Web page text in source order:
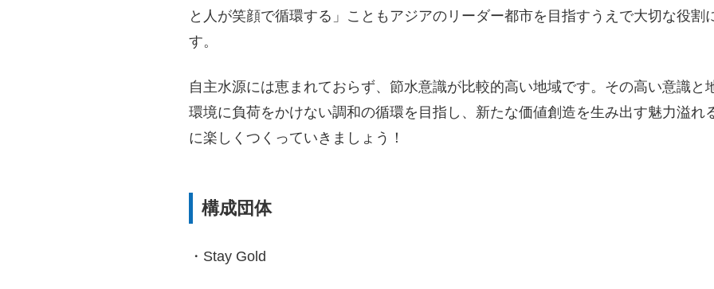
と人が笑顔で循環する」こともアジアのリーダー都市を目指すうえで大切な役割
す。
自主水源には恵まれておらず、節水意識が比較的高い地域です。 その高い意識と
環境に負荷をかけない調和の循環を目指し、 新たな価値創造を生み出す魅力溢れ
に楽しくつく っていきましょう！
構成団体
・Stay Gold